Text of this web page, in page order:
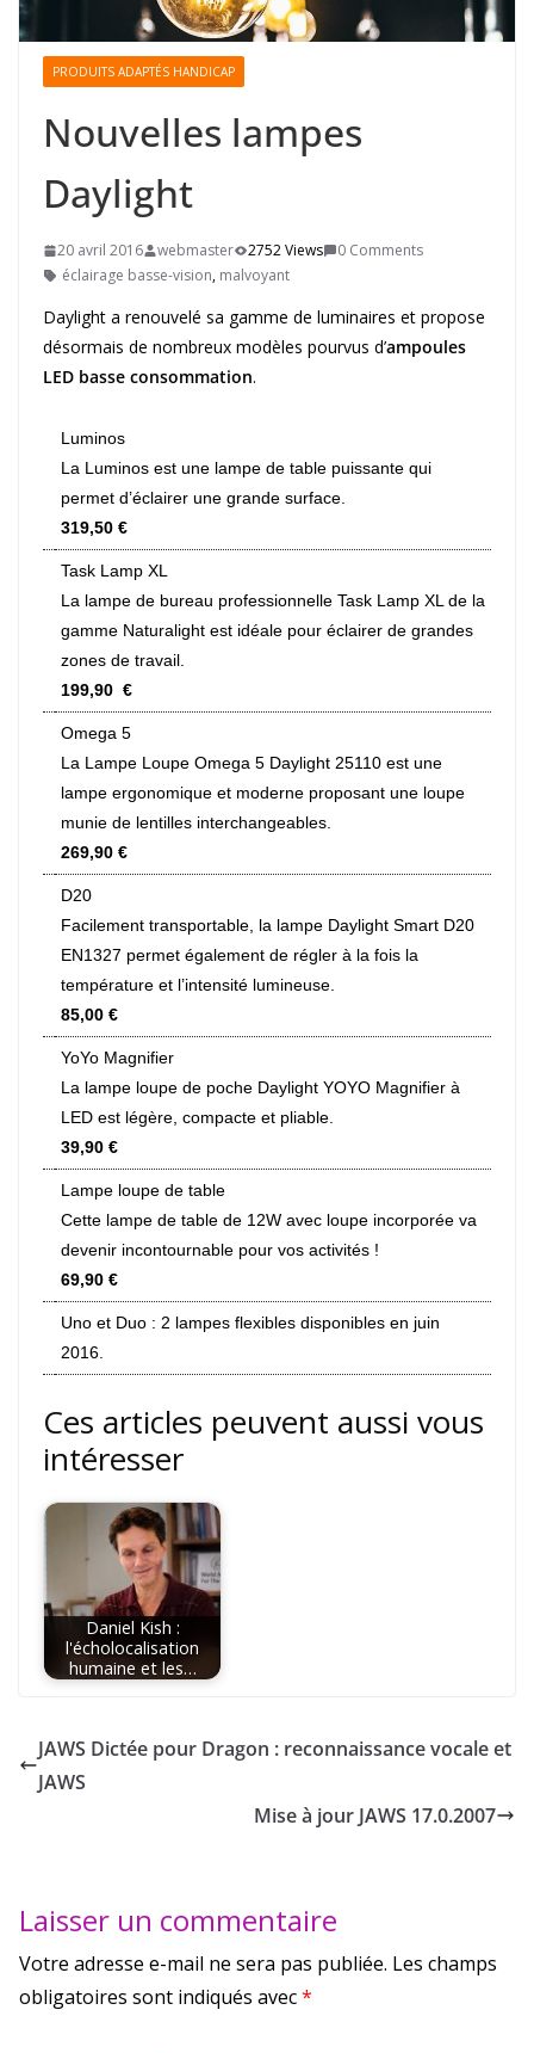
PRODUITS ADAPTÉS HANDICAP
Nouvelles lampes
Daylight
20 avril 2016 webmaster 2752 Views
0 Comments
éclairage basse-vision, malvoyant
Daylight a renouvelé sa gamme de luminaires et propose
désormais de nombreux modèles pourvus d’ampoules
LED basse consommation.
Luminos
La Luminos est une lampe de table puissante qui
permet d’éclairer une grande surface.
319,50 €
Task Lamp XL
La lampe de bureau professionnelle Task Lamp XL de la
gamme Naturalight est idéale pour éclairer de grandes
zones de travail.
199,90 €
Omega 5
La Lampe Loupe Omega 5 Daylight 25110 est une
lampe ergonomique et moderne proposant une loupe
munie de lentilles interchangeables.
269,90 €
D20
Facilement transportable, la lampe Daylight Smart D20
EN1327 permet également de régler à la fois la
température et l’intensité lumineuse.
85,00 €
YoYo Magnifier
La lampe loupe de poche Daylight YOYO Magnifier à
LED est légère, compacte et pliable.
39,90 €
Lampe loupe de table
Cette lampe de table de 12W avec loupe incorporée va
devenir incontournable pour vos activités !
69,90 €
Uno et Duo : 2 lampes flexibles disponibles en juin
2016.
Ces articles peuvent aussi vous
intéresser
Daniel Kish :
l'écholocalisation
humaine et les…
JAWS Dictée pour Dragon : reconnaissance vocale et
JAWS
Mise à jour JAWS 17.0.2007
Laisser un commentaire
Votre adresse e-mail ne sera pas publiée. Les champs
obligatoires sont indiqués avec*